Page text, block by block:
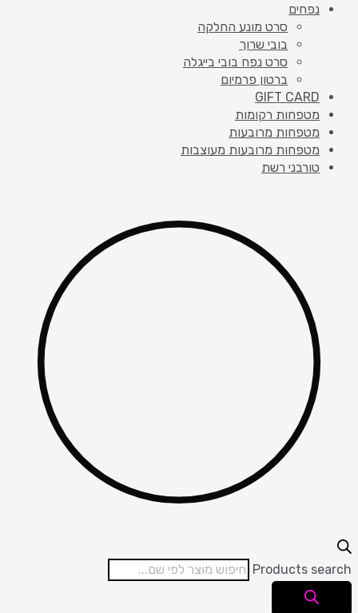
נפחים
סרט מונע החלקה
בובי שרוך
סרט נפח בובי בייגלה
ברטון פרמיום
GIFT CARD
מטפחות רקומות
מטפחות מרובעות
מטפחות מרובעות מעוצבות
טורבני רשת
Products search